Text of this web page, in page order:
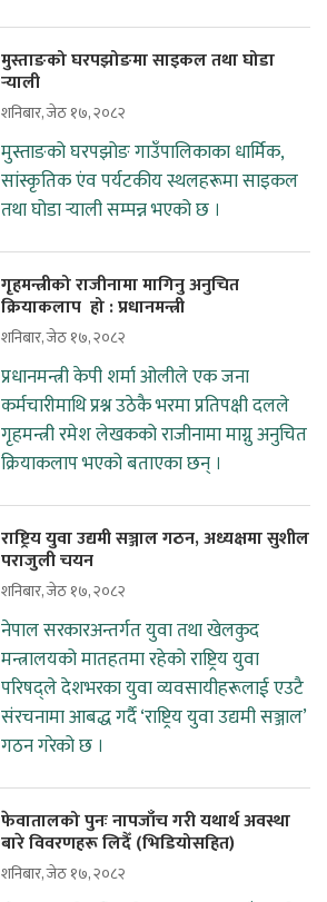
मुस्ताङको घरपझोङमा साइकल तथा घोडा
र्‍याली
शनिबार, जेठ १७, २०८२
मुस्ताङको घरपझोङ गाउँपालिकाका धार्मिक,
सांस्कृतिक एंव पर्यटकीय स्थलहरूमा साइकल
तथा घोडा र्‍याली सम्पन्न भएको छ ।
गृहमन्त्रीको राजीनामा मागिनु अनुचित
क्रियाकलाप हो : प्रधानमन्त्री
शनिबार, जेठ १७, २०८२
प्रधानमन्त्री केपी शर्मा ओलीले एक जना
कर्मचारीमाथि प्रश्न उठेकै भरमा प्रतिपक्षी दलले
गृहमन्त्री रमेश लेखकको राजीनामा माग्नु अनुचित
क्रियाकलाप भएको बताएका छन् ।
राष्ट्रिय युवा उद्यमी सञ्जाल गठन, अध्यक्षमा सुशील
पराजुली चयन
शनिबार, जेठ १७, २०८२
नेपाल सरकारअन्तर्गत युवा तथा खेलकुद
मन्त्रालयको मातहतमा रहेको राष्ट्रिय युवा
परिषद्ले देशभरका युवा व्यवसायीहरूलाई एउटै
संरचनामा आबद्ध गर्दै ‘राष्ट्रिय युवा उद्यमी सञ्जाल’
गठन गरेको छ ।
फेवातालको पुनः नापजाँच गरी यथार्थ अवस्था
बारे विवरणहरू लिदैँ (भिडियोसहित)
शनिबार, जेठ १७, २०८२